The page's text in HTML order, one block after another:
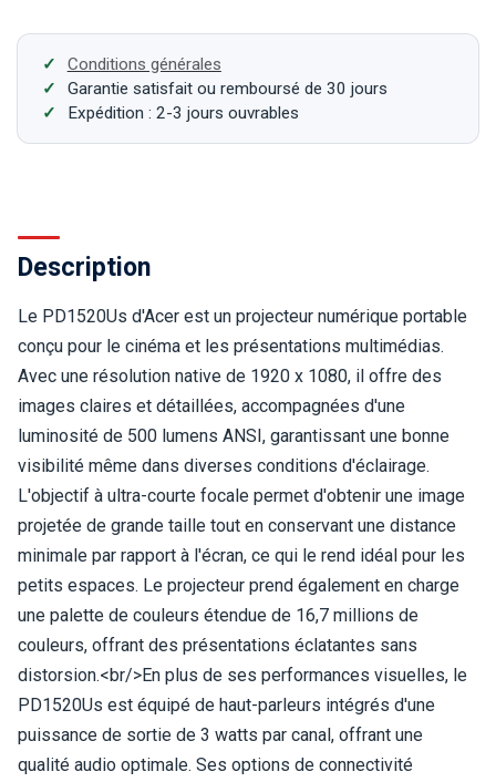
Conditions générales
Garantie satisfait ou remboursé de 30 jours
Expédition : 2-3 jours ouvrables
Description
Le PD1520Us d'Acer est un projecteur numérique portable
conçu pour le cinéma et les présentations multimédias.
Avec une résolution native de 1920 x 1080, il offre des
images claires et détaillées, accompagnées d'une
luminosité de 500 lumens ANSI, garantissant une bonne
visibilité même dans diverses conditions d'éclairage.
L'objectif à ultra-courte focale permet d'obtenir une image
projetée de grande taille tout en conservant une distance
minimale par rapport à l'écran, ce qui le rend idéal pour les
petits espaces. Le projecteur prend également en charge
une palette de couleurs étendue de 16,7 millions de
couleurs, offrant des présentations éclatantes sans
distorsion.<br/>En plus de ses performances visuelles, le
PD1520Us est équipé de haut-parleurs intégrés d'une
puissance de sortie de 3 watts par canal, offrant une
qualité audio optimale. Ses options de connectivité